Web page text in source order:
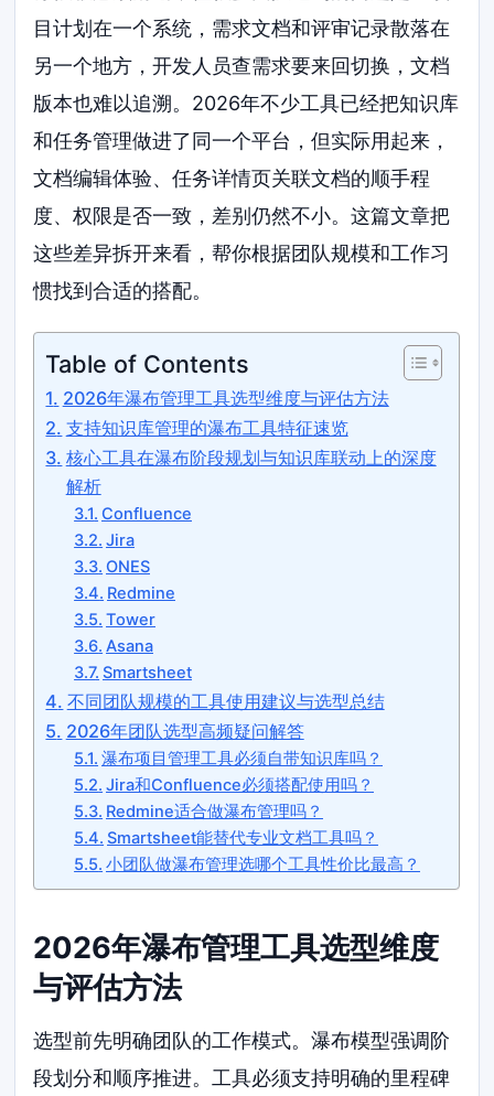
目计划在一个系统，需求文档和评审记录散落在
另一个地方，开发人员查需求要来回切换，文档
版本也难以追溯。2026年不少工具已经把知识库
和任务管理做进了同一个平台，但实际用起来，
文档编辑体验、任务详情页关联文档的顺手程
度、权限是否一致，差别仍然不小。这篇文章把
这些差异拆开来看，帮你根据团队规模和工作习
惯找到合适的搭配。
Table of Contents
2026年瀑布管理工具选型维度与评估方法
支持知识库管理的瀑布工具特征速览
核心工具在瀑布阶段规划与知识库联动上的深度
解析
Confluence
Jira
ONES
Redmine
Tower
Asana
Smartsheet
不同团队规模的工具使用建议与选型总结
2026年团队选型高频疑问解答
瀑布项目管理工具必须自带知识库吗？
Jira和Confluence必须搭配使用吗？
Redmine适合做瀑布管理吗？
Smartsheet能替代专业文档工具吗？
小团队做瀑布管理选哪个工具性价比最高？
2026年瀑布管理工具选型维度
与评估方法
选型前先明确团队的工作模式。瀑布模型强调阶
段划分和顺序推进。工具必须支持明确的里程碑